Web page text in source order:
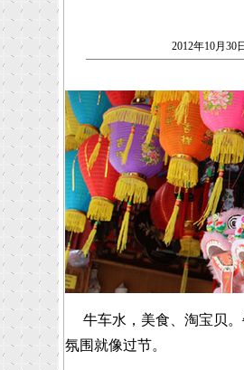
2012年10月30
牛车水，美食、淘宝贝。
氛围就像过节。